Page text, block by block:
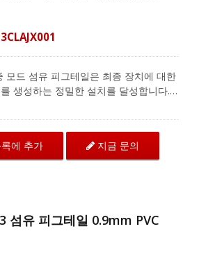
제품 정보는 저희에게 문의하십시오.
모드 섬유 피그테일은 최종 장치에 대한
생성하는 정밀한 설치를 달성합니다.
케이블링을 위해 공간을 절약합니다.
TIA/EIA-568-B.3 표준을 충족하며 섬
블 종단을 최상의 성능으로 제공합니다.
피그테일은 CATV 유형 FTTH, FTTB
모드 및 다중 모드 섬유 피그테일을 제
제품 정보는 저희에게 문의하십시오.
에 추가 지금 문의
섬유 피그테일 0.9mm PVC